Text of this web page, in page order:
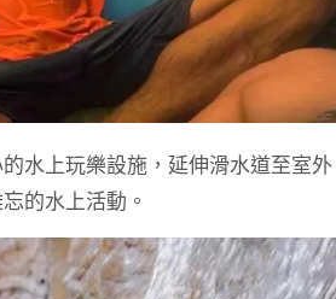
水上玩樂設施，延伸滑水道至室外
的水上活動。